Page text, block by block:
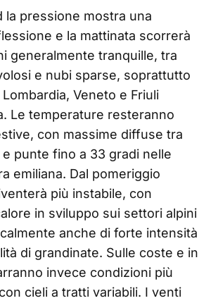
la pressione mostra una
e la mattinata scorrerà
generalmente tranquille, tra
e nubi sparse, soprattutto
Veneto e Friuli
Le temperature resteranno
con massime diffuse tra
punte fino a 33 gradi nelle
emiliana. Dal pomeriggio
più instabile, con
in sviluppo sui settori alpini
anche di forte intensità
di grandinate. Sulle coste e in
invece condizioni più
cieli a tratti variabili. I venti